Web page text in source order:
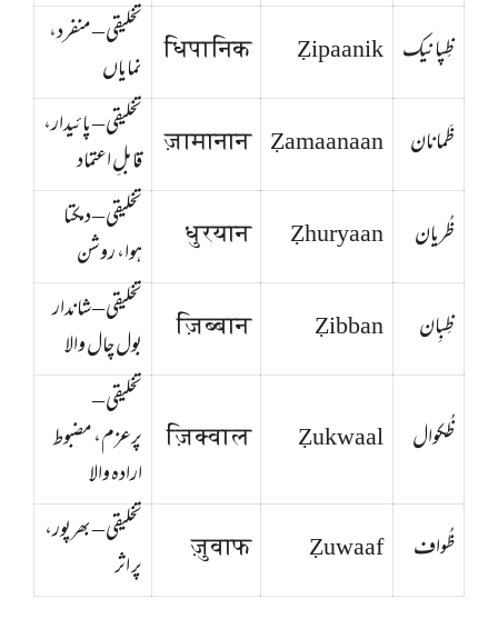
ظِپانیک Ẓipaanik
धिपानिक
تخلیقی – منفرد،
نمایاں
ظَمانان
Ẓamaanaan
ज़ामानान
تخلیقی – پائیدار،
قابلِ اعتماد
ظُریان
Ẓhuryaan
धुरयान
تخلیقی – دمکتا
ہوا، روشن
ظِبِان
Ẓibban
ज़िब्बान
تخلیقی – شاندار
بول چال والا
ظُکوال Ẓukwaal
ज़िक्वाल
تخلیقی –
پرعزم، مضبوط
ارادہ والا
ظُواف
Ẓuwaaf
ज़ुवाफ
تخلیقی – بھرپور،
پر اثر